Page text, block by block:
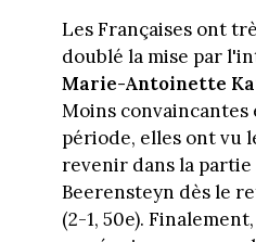
Les Françaises ont
doublé la mise par
Marie-Antoinette
Moins convaincantes
période, elles ont vu
revenir dans la partie
Beerensteyn dès le
(2-1, 50e).